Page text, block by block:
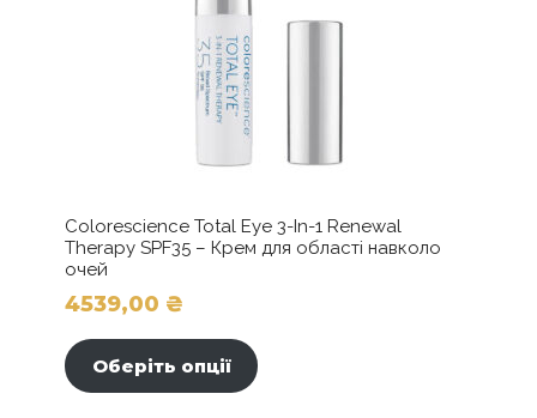
ліфтингу
зміцнення
кількість
Colorescience Total Eye 3-In-1 Renewal
Therapy SPF35 – Крем для області навколо
очей
4539,00 ₴
Оберіть опції